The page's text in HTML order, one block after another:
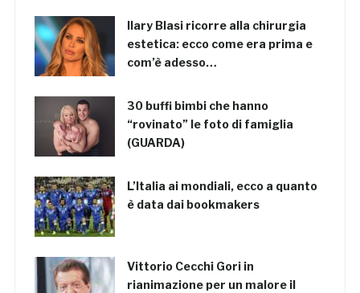
Ilary Blasi ricorre alla chirurgia
estetica: ecco come era prima e
com’è adesso…
30 buffi bimbi che hanno
“rovinato” le foto di famiglia
(GUARDA)
L’Italia ai mondiali, ecco a quanto
è data dai bookmakers
Vittorio Cecchi Gori in
rianimazione per un malore il